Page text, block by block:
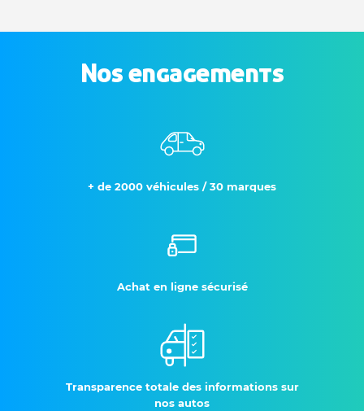
Nos engagements
+ de 2000 véhicules / 30 marques
Achat en ligne sécurisé
Transparence totale des informations sur
nos autos